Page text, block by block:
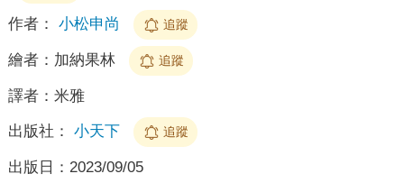
作者： 小松申尚 追蹤
繪者： 加納果林 追蹤
譯者： 米雅
出版社： 小天下 追蹤
出版日： 2023/09/05